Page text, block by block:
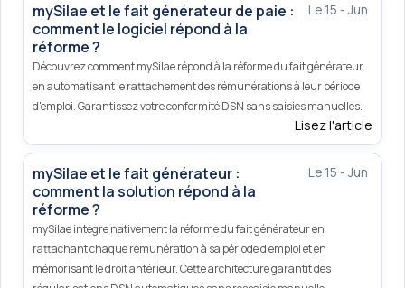
Le 15 - Jun
mySilae et le fait générateur de paie :
comment le logiciel répond à la
réforme ?
Découvrez comment mySilae répond à la réforme du fait générateur
en automatisant le rattachement des rémunérations à leur période
d'emploi. Garantissez votre conformité DSN sans saisies manuelles.
Lisez l'article
Le 15 - Jun
mySilae et le fait générateur :
comment la solution répond à la
réforme ?
mySilae intègre nativement la réforme du fait générateur en
rattachant chaque rémunération à sa période d'emploi et en
mémorisant le droit antérieur. Cette architecture garantit des